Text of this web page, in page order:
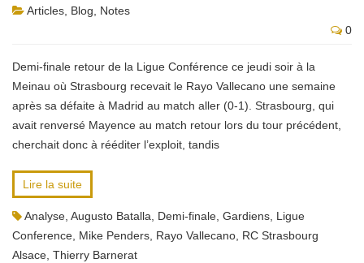
Articles Blog
Notes
0
Demi-finale retour de la Ligue Conférence ce jeudi soir à la
Meinau où Strasbourg recevait le Rayo Vallecano une semaine
après sa défaite à Madrid au match aller (0-1). Strasbourg, qui
avait renversé Mayence au match retour lors du tour précédent,
cherchait donc à rééditer l’exploit, tandis
Lire la suite
Analyse Augusto Batalla Demi-finale Gardiens Ligue
Conference Mike Penders Rayo Vallecano RC Strasbourg
Alsace Thierry Barnerat